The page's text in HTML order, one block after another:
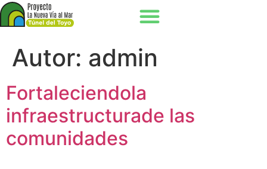
Autor: admin
Fortaleciendola
infraestructurade las
comunidades